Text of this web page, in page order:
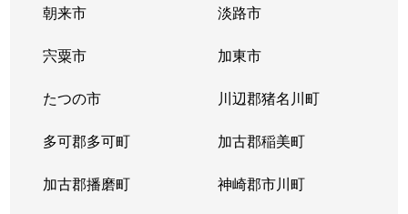
朝来市 淡路市
宍粟市 加東市
たつの市 川辺郡猪名川町
多可郡多可町 加古郡稲美町
加古郡播磨町 神崎郡市川町